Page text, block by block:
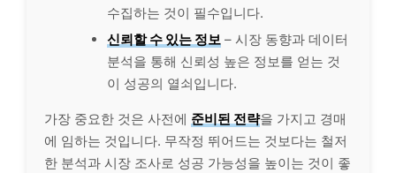
수집하는 것이 필수입니다.
신뢰할 수 있는 정보 – 시장 동향과 데이터
분석을 통해 신뢰성 높은 정보를 얻는 것
이 성공의 열쇠입니다.
가장 중요한 것은 사전에 준비된 전략을 가지고 경매
에 임하는 것입니다. 무작정 뛰어드는 것보다는 철저
한 분석과 시장 조사로 성공 가능성을 높이는 것이 좋